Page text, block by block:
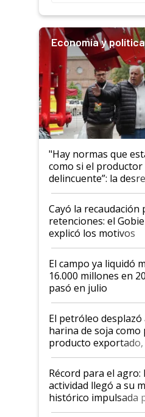
Economía y política
"Hay normas que
como si el
delincuente”: la
al Congreso
habló del
Cayó la recaudación
retenciones: el
explicó los motivos
El campo ya liquidó
16.000 millones en
pasó en julio
El petróleo desplazó
harina de soja como
producto exportado,
el agro aportó casi
diez dólares y
liderazgo en un
récord
Récord para el agro:
actividad llegó a su
histórico impulsada
cosecha y las